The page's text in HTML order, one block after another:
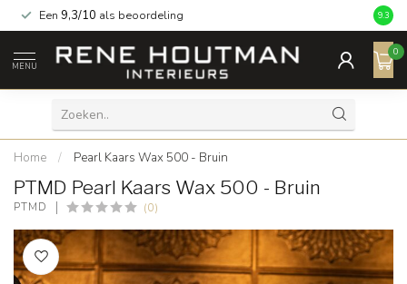
Een 9,3/10 als beoordeling 9.3
MENU
0
Home / Pearl Kaars Wax 500 - Bruin
PTMD Pearl Kaars Wax 500 - Bruin
PTMD (0)